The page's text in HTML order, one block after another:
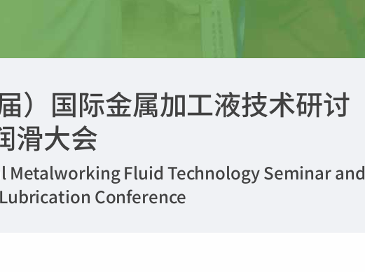
）国际金属加工液技术研讨
滑大会
Fluid Technology Seminar and
Conference